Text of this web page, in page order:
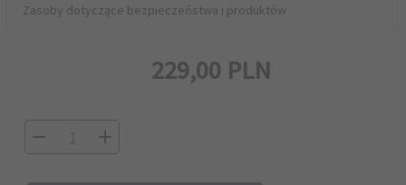
Zasoby dotyczące bezpieczeństwa i produktów
229,00 PLN